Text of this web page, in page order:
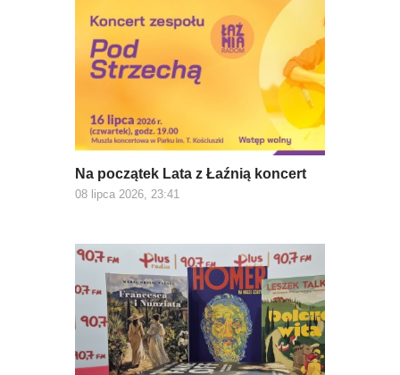
Na początek Lata z Łaźnią koncert
08 lipca 2026, 23:41